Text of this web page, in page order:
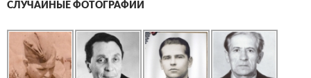
СЛУЧАЙНЫЕ ФОТОГРАФИИ